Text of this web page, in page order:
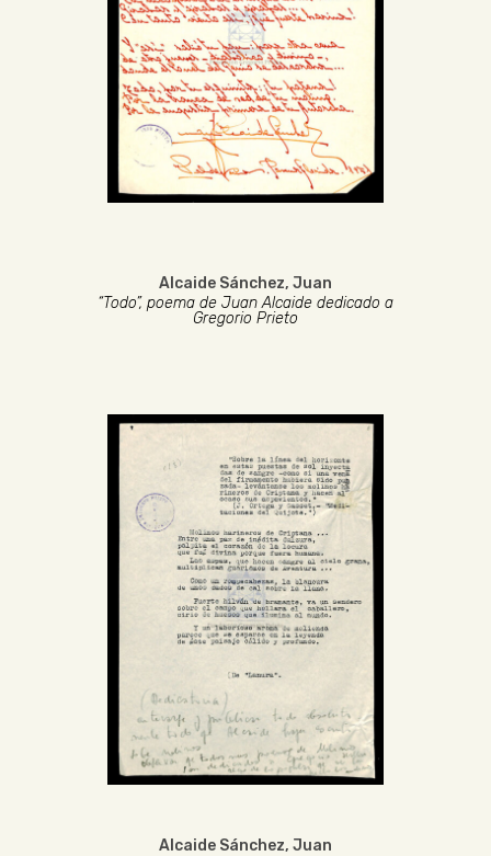
Alcaide Sánchez, Juan
“Todo”, poema de Juan Alcaide dedicado a
Gregorio Prieto
Alcaide Sánchez, Juan